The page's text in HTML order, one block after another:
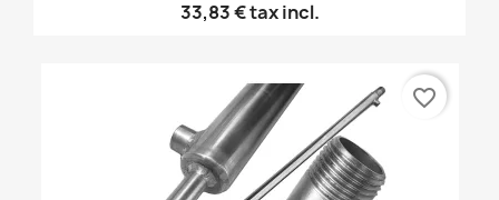
33,83 €tax incl.
favorite_border